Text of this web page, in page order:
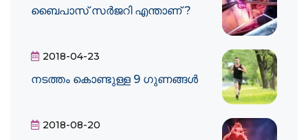
ബൈപാസ് സര്‍ജറി എന്താണ് ?
2018-04-23
നടത്തം കൊണ്ടുള്ള 9 ഗുണങ്ങൾ
2018-08-20